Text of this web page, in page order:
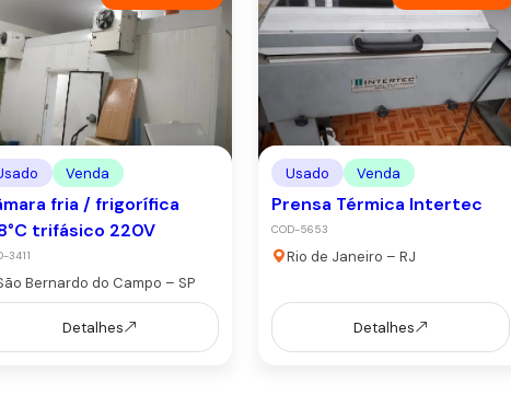
Venda
fria / frigorífica
trifásico 220V
3411
Bernardo do Campo – SP
Detalhes
Usado Venda
Prensa Térmica Intertec
COD-5653
Rio de Janeiro – RJ
Detalhes